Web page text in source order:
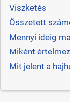
Viszketés
Összetett
Mennyi ideig
Miként
Mit jelent a